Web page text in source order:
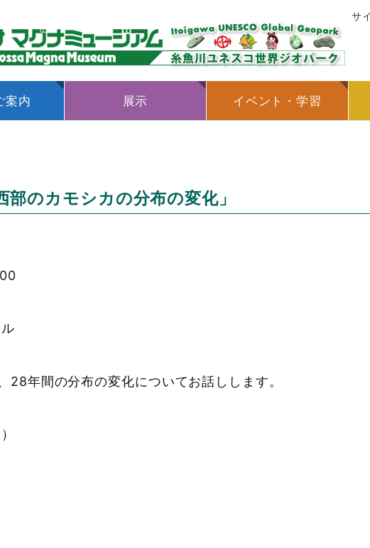
サ
案内 展示 イベント・学習
のカモシカの分布の変化」
28年間の分布の変化についてお話しします。